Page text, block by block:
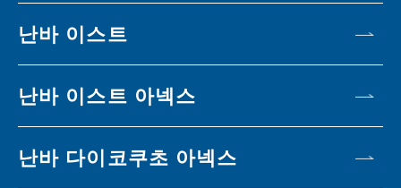
난바 이스트
난바 이스트 아넥스
난바 다이코쿠초 아넥스